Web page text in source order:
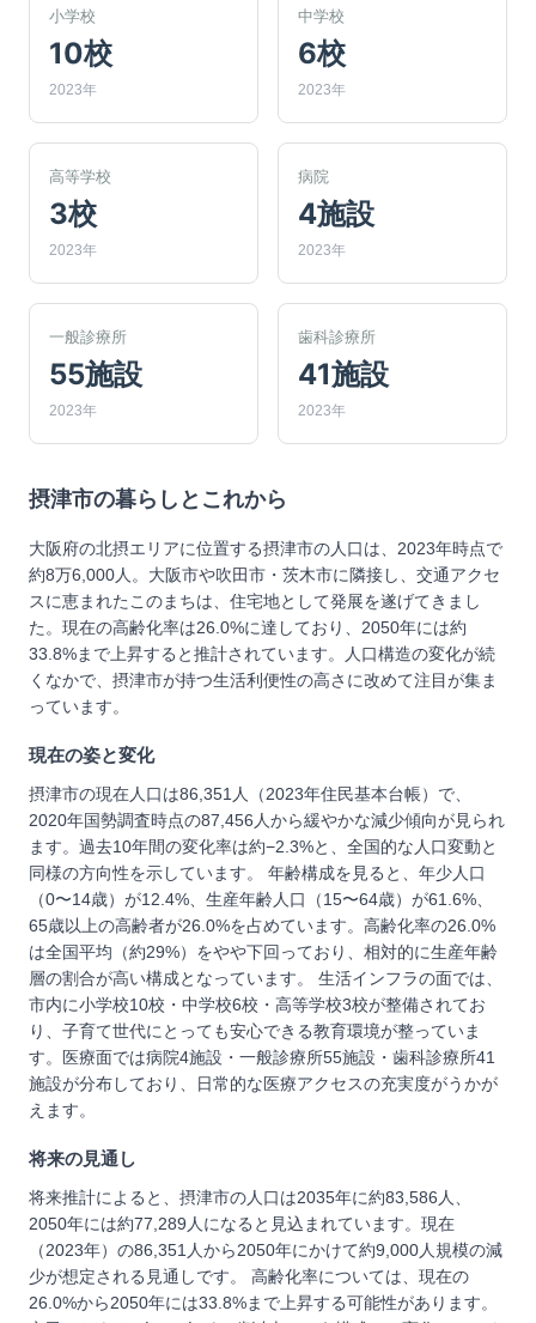
小学校
10校
2023年
中学校
6校
2023年
高等学校
3校
2023年
病院
4施設
2023年
一般診療所
55施設
2023年
歯科診療所
41施設
2023年
摂津市の暮らしとこれから
大阪府の北摂エリアに位置する摂津市の人口は、2023年時点で
約8万6,000人。大阪市や吹田市・茨木市に隣接し、交通アクセ
スに恵まれたこのまちは、住宅地として発展を遂げてきまし
た。現在の高齢化率は26.0%に達しており、2050年には約
33.8%まで上昇すると推計されています。人口構造の変化が続
くなかで、摂津市が持つ生活利便性の高さに改めて注目が集ま
っています。
現在の姿と変化
摂津市の現在人口は86,351人（2023年住民基本台帳）で、
2020年国勢調査時点の87,456人から緩やかな減少傾向が見られ
ます。過去10年間の変化率は約−2.3%と、全国的な人口変動と
同様の方向性を示しています。 年齢構成を見ると、年少人口
（0〜14歳）が12.4%、生産年齢人口（15〜64歳）が61.6%、
65歳以上の高齢者が26.0%を占めています。高齢化率の26.0%
は全国平均（約29%）をやや下回っており、相対的に生産年齢
層の割合が高い構成となっています。 生活インフラの面では、
市内に小学校10校・中学校6校・高等学校3校が整備されてお
り、子育て世代にとっても安心できる教育環境が整っていま
す。医療面では病院4施設・一般診療所55施設・歯科診療所41
施設が分布しており、日常的な医療アクセスの充実度がうかが
えます。
将来の見通し
将来推計によると、摂津市の人口は2035年に約83,586人、
2050年には約77,289人になると見込まれています。現在
（2023年）の86,351人から2050年にかけて約9,000人規模の減
少が想定される見通しです。 高齢化率については、現在の
26.0%から2050年には33.8%まで上昇する可能性があります。